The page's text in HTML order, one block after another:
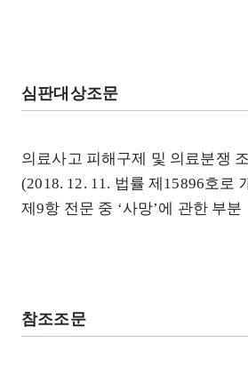
심판대상조문
의료사고 피해구제 및 의료분쟁
(2018. 12. 11. 법률 제15896호로
제9항 전문 중 ‘사망’에 관한 부분
참조조문